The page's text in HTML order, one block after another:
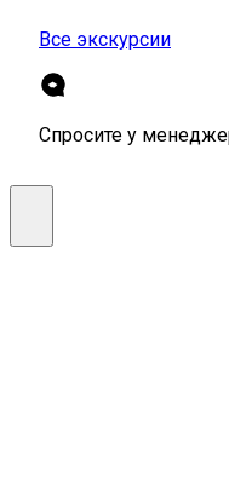
Все экскурсии
Спросите у